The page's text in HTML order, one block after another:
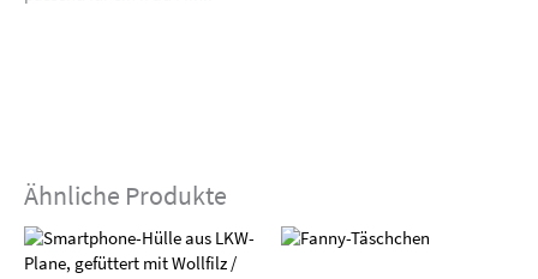
Ähnliche Produkte